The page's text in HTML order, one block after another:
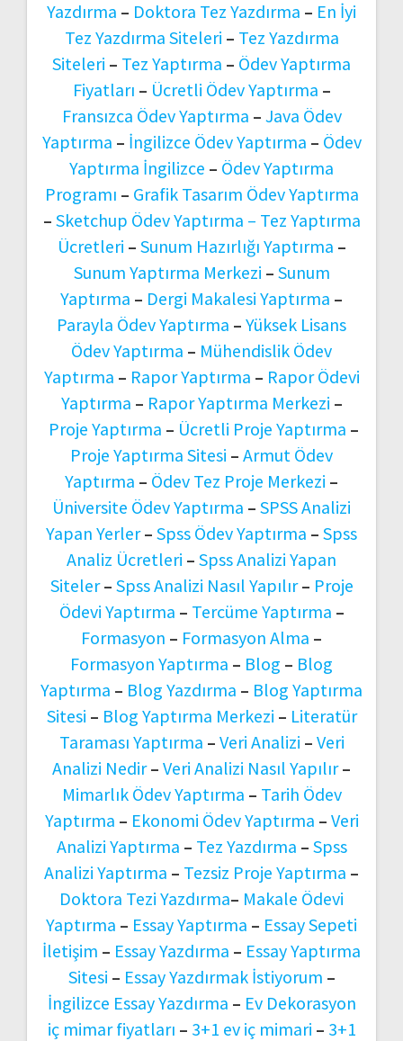
Yazdırma – Doktora Tez Yazdırma – En İyi
Tez Yazdırma Siteleri – Tez Yazdırma
Siteleri – Tez Yaptırma – Ödev Yaptırma
Fiyatları – Ücretli Ödev Yaptırma –
Fransızca Ödev Yaptırma – Java Ödev
Yaptırma – İngilizce Ödev Yaptırma – Ödev
Yaptırma İngilizce – Ödev Yaptırma
Programı – Grafik Tasarım Ödev Yaptırma
– Sketchup Ödev Yaptırma – Tez Yaptırma
Ücretleri – Sunum Hazırlığı Yaptırma –
Sunum Yaptırma Merkezi – Sunum
Yaptırma – Dergi Makalesi Yaptırma –
Parayla Ödev Yaptırma – Yüksek Lisans
Ödev Yaptırma – Mühendislik Ödev
Yaptırma – Rapor Yaptırma – Rapor Ödevi
Yaptırma – Rapor Yaptırma Merkezi –
Proje Yaptırma – Ücretli Proje Yaptırma –
Proje Yaptırma Sitesi – Armut Ödev
Yaptırma – Ödev Tez Proje Merkezi –
Üniversite Ödev Yaptırma – SPSS Analizi
Yapan Yerler– Spss Ödev Yaptırma – Spss
Analiz Ücretleri – Spss Analizi Yapan
Siteler– Spss Analizi Nasıl Yapılır– Proje
Ödevi Yaptırma – Tercüme Yaptırma –
Formasyon – Formasyon Alma –
Formasyon Yaptırma – Blog – Blog
Yaptırma – Blog Yazdırma – Blog Yaptırma
Sitesi – Blog Yaptırma Merkezi – Literatür
Taraması Yaptırma – Veri Analizi – Veri
Analizi Nedir– Veri Analizi Nasıl Yapılır–
Mimarlık Ödev Yaptırma – Tarih Ödev
Yaptırma – Ekonomi Ödev Yaptırma – Veri
Analizi Yaptırma – Tez Yazdırma – Spss
Analizi Yaptırma – Tezsiz Proje Yaptırma –
Doktora Tezi Yazdırma– Makale Ödevi
Yaptırma – Essay Yaptırma – Essay Sepeti
İletişim – Essay Yazdırma – Essay Yaptırma
Sitesi – Essay Yazdırmak İstiyorum –
İngilizce Essay Yazdırma – Ev Dekorasyon
iç mimar fiyatları – 3+1 ev iç mimari – 3+1